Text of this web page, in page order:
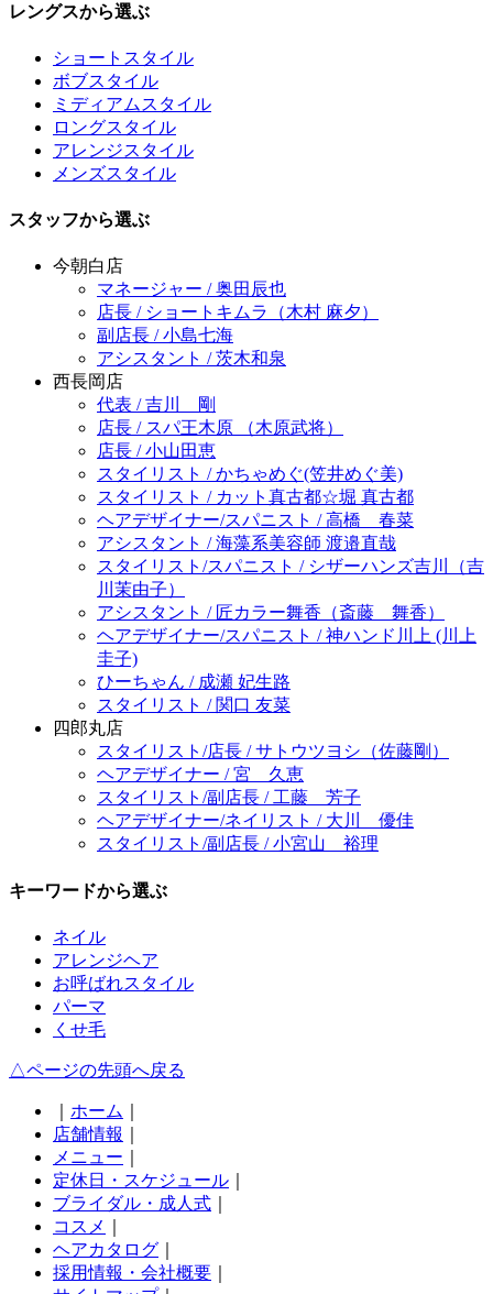
レングスから選ぶ
ショートスタイル
ボブスタイル
ミディアムスタイル
ロングスタイル
アレンジスタイル
メンズスタイル
スタッフから選ぶ
今朝白店
マネージャー / 奥田辰也
店長 / ショートキムラ（木村 麻夕）
副店長 / 小島七海
アシスタント / 茨木和泉
西長岡店
代表 / 吉川 剛
店長 / スパ王木原 （木原武将）
店長 / 小山田恵
スタイリスト / かちゃめぐ(笠井めぐ美)
スタイリスト / カット真古都☆堀 真古都
ヘアデザイナー/スパニスト / 高橋 春菜
アシスタント / 海藻系美容師 渡邉直哉
スタイリスト/スパニスト / シザーハンズ吉川（吉
川茉由子）
アシスタント / 匠カラー舞香（斎藤 舞香）
ヘアデザイナー/スパニスト / 神ハンド川上 (川上
圭子)
ひーちゃん / 成瀬 妃生路
スタイリスト / 関口 友菜
四郎丸店
スタイリスト/店長 / サトウツヨシ（佐藤剛）
ヘアデザイナー / 宮 久恵
スタイリスト/副店長 / 工藤 芳子
ヘアデザイナー/ネイリスト / 大川 優佳
スタイリスト/副店長 / 小宮山 裕理
キーワードから選ぶ
ネイル
アレンジヘア
お呼ばれスタイル
パーマ
くせ毛
△ページの先頭へ戻る
ホーム
店舗情報
メニュー
定休日・スケジュール
ブライダル・成人式
コスメ
ヘアカタログ
採用情報・会社概要